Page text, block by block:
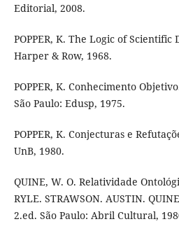
Editorial, 2008.
POPPER, K. The Logic of Scientific
Harper & Row, 1968.
POPPER, K. Conhecimento
São Paulo: Edusp, 1975.
POPPER, K. Conjecturas e
UnB, 1980.
QUINE, W. O. Relatividade
RYLE. STRAWSON. AUSTIN.
2.ed. São Paulo: Abril Cultural,